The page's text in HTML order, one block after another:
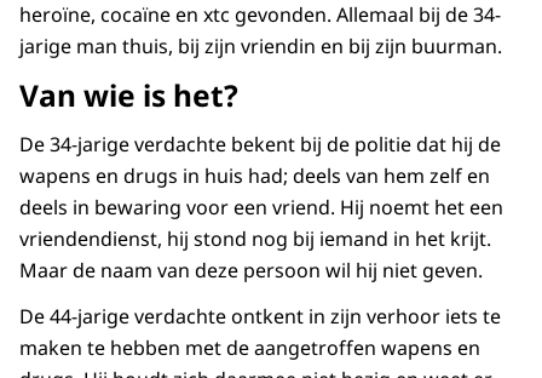
heroïne, cocaïne en xtc gevonden. Allemaal bij de 34-
jarige man thuis, bij zijn vriendin en bij zijn buurman.
Van wie is het?
De 34-jarige verdachte bekent bij de politie dat hij de
wapens en drugs in huis had; deels van hem zelf en
deels in bewaring voor een vriend. Hij noemt het een
vriendendienst, hij stond nog bij iemand in het krijt.
Maar de naam van deze persoon wil hij niet geven.
De 44-jarige verdachte ontkent in zijn verhoor iets te
maken te hebben met de aangetroffen wapens en